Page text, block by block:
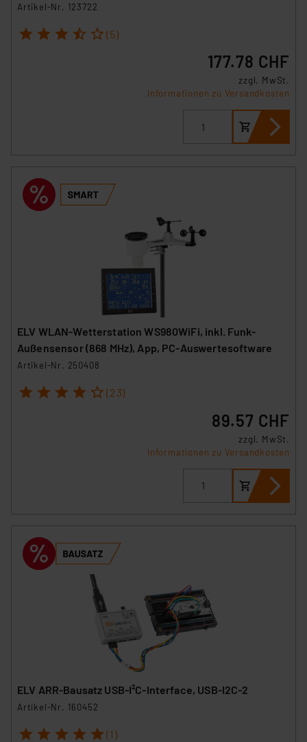
Artikel-Nr. 123722
1 2 3 4 5 (5)
177.78 CHF
zzgl. MwSt.
Informationen zu Versandkosten
ELV WLAN-Wetterstation WS980WiFi, inkl. Funk-
Außensensor (868 MHz), App, PC-Auswertesoftware
Artikel-Nr. 250408
1 2 3 4 5 (23)
89.57 CHF
zzgl. MwSt.
Informationen zu Versandkosten
ELV ARR-Bausatz USB-I²C-Interface, USB-I2C-2
Artikel-Nr. 160452
1 2 3 4 5 (1)